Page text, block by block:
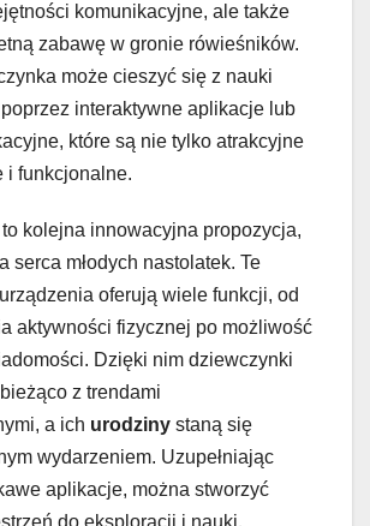
komunikacyjne, ale także
zabawę w gronie rówieśników.
może cieszyć się z nauki
poprzez interaktywne aplikacje lub
które są nie tylko atrakcyjne
i funkcjonalne.
kolejna innowacyjna propozycja,
serca młodych nastolatek. Te
oferują wiele funkcji, od
aktywności fizycznej po możliwość
Dzięki nim dziewczynki
z trendami
a ich urodziny staną się
wydarzeniem. Uzupełniając
aplikacje, można stworzyć